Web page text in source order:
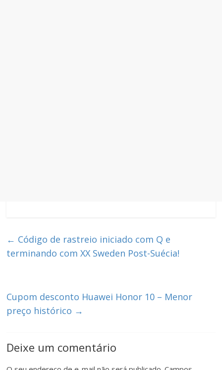
← Código de rastreio iniciado com Q e
terminando com XX Sweden Post-Suécia!
Cupom desconto Huawei Honor 10 – Menor
preço histórico →
Deixe um comentário